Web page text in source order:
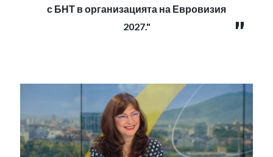
с БНТ в организацията на Евровизия
2027."